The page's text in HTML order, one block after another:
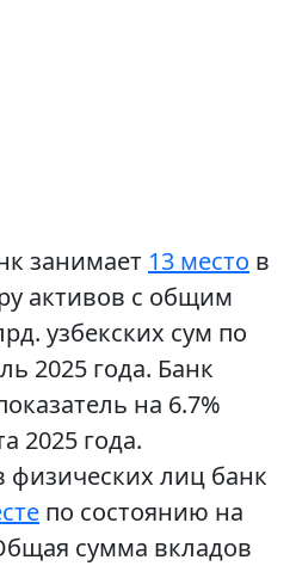
занимает 13 место в
активов с общим
узбекских сум по
2025 года. Банк
на 6.7%
2025 года.
физических лиц банк
по состоянию на
сумма вкладов